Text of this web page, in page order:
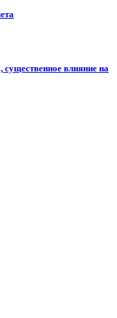
влияние на